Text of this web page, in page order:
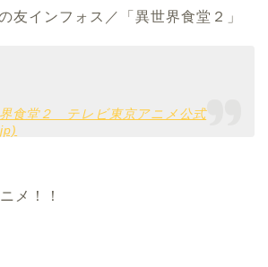
友インフォス／「異世界食堂２」
食堂２ テレビ東京アニメ公式
メ！！